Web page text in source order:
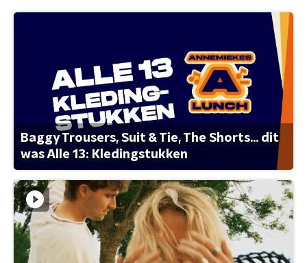
Baggy Trousers, Suit & Tie, The Shorts... dit
was Alle 13: Kledingstukken